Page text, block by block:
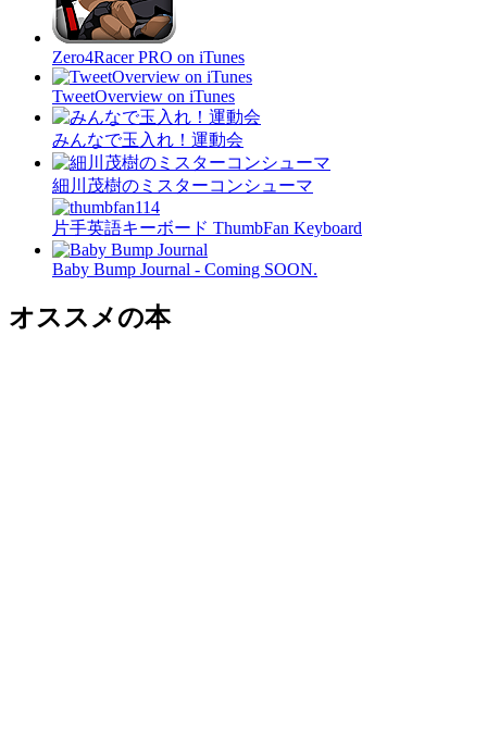
Zero4Racer PRO on iTunes
TweetOverview on iTunes
みんなで玉入れ！運動会
細川茂樹のミスターコンシューマ
片手英語キーボード ThumbFan Keyboard
Baby Bump Journal - Coming SOON.
オススメの本